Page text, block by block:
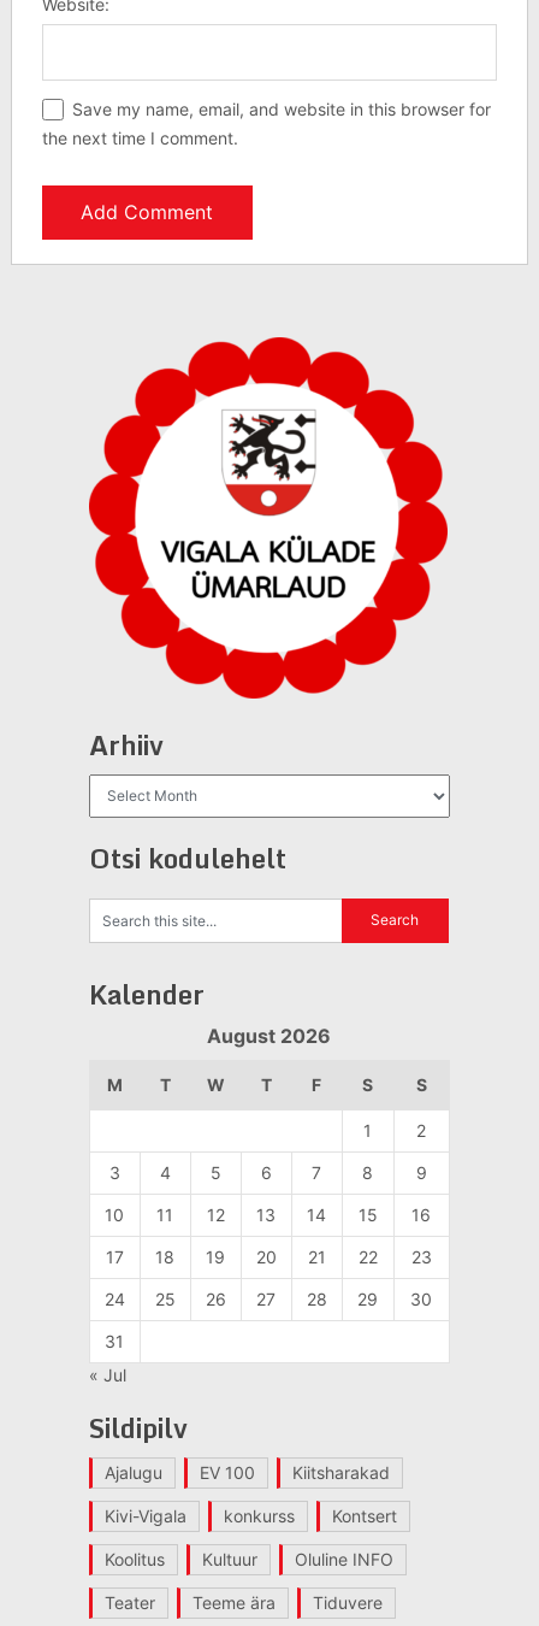
Save my name, email, and website in this browser for
the next time I comment.
Arhiiv
Otsi kodulehelt
Kalender
August 2026
M T W T F S S
1 2
3 4 5 6 7 8 9
10 11 12 13 14 15 16
17 18 19 20 21 22 23
24 25 26 27 28 29 30
31
« Jul
Sildipilv
Ajalugu EV 100 Kiitsharakad
Kivi-Vigala konkurss Kontsert
Koolitus Kultuur Oluline INFO
Teater Teeme ära Tiduvere